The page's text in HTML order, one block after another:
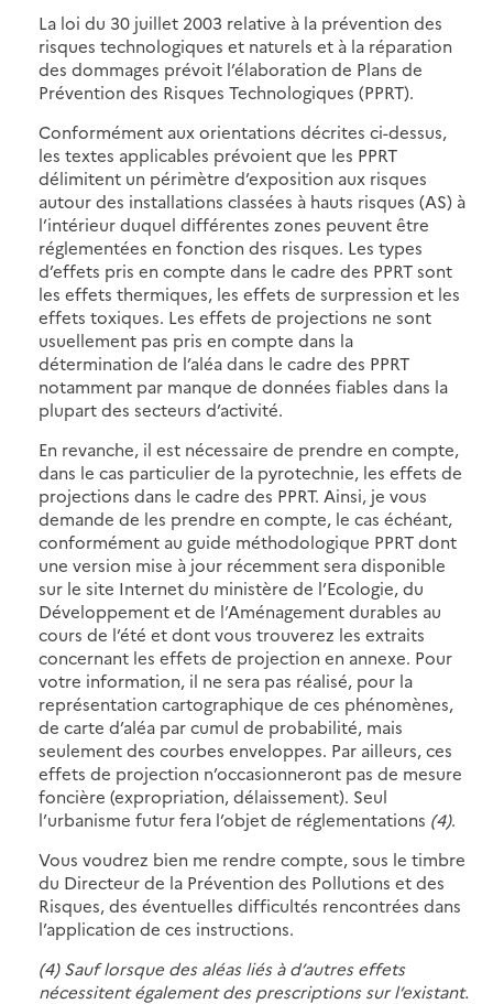
La loi du 30 juillet 2003 relative à la prévention des
risques technologiques et naturels et à la réparation
des dommages prévoit l’élaboration de Plans de
Prévention des Risques Technologiques (PPRT).
Conformément aux orientations décrites ci-dessus,
les textes applicables prévoient que les PPRT
délimitent un périmètre d’exposition aux risques
autour des installations classées à hauts risques (AS) à
l’intérieur duquel différentes zones peuvent être
réglementées en fonction des risques. Les types
d’effets pris en compte dans le cadre des PPRT sont
les effets thermiques, les effets de surpression et les
effets toxiques. Les effets de projections ne sont
usuellement pas pris en compte dans la
détermination de l’aléa dans le cadre des PPRT
notamment par manque de données fiables dans la
plupart des secteurs d’activité.
En revanche, il est nécessaire de prendre en compte,
dans le cas particulier de la pyrotechnie, les effets de
projections dans le cadre des PPRT. Ainsi, je vous
demande de les prendre en compte, le cas échéant,
conformément au guide méthodologique PPRT dont
une version mise à jour récemment sera disponible
sur le site Internet du ministère de l’Ecologie, du
Développement et de l’Aménagement durables au
cours de l’été et dont vous trouverez les extraits
concernant les effets de projection en annexe. Pour
votre information, il ne sera pas réalisé, pour la
représentation cartographique de ces phénomènes,
de carte d’aléa par cumul de probabilité, mais
seulement des courbes enveloppes. Par ailleurs, ces
effets de projection n’occasionneront pas de mesure
foncière (expropriation, délaissement). Seul
l’urbanisme futur fera l’objet de réglementations (4).
Vous voudrez bien me rendre compte, sous le timbre
du Directeur de la Prévention des Pollutions et des
Risques, des éventuelles difficultés rencontrées dans
l’application de ces instructions.
(4) Sauf lorsque des aléas liés à d’autres effets
nécessitent également des prescriptions sur l’existant.